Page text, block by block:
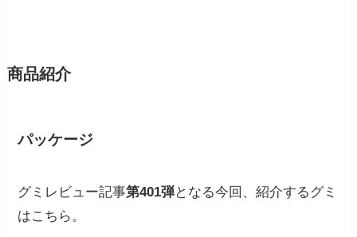
商品紹介
パッケージ
グミレビュー記事第401弾となる今回、紹介するグミ
はこちら。